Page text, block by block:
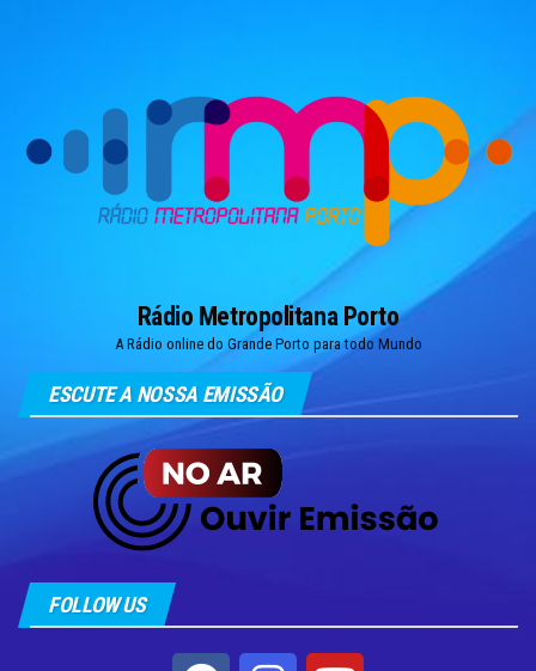
Rádio Metropolitana Porto
A Rádio online do Grande Porto para todo Mundo
ESCUTE A NOSSA EMISSÃO
FOLLOW US